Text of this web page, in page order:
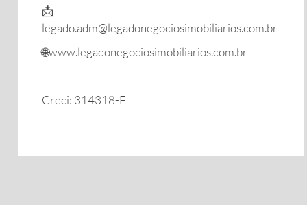
📩
legado.adm@legadonegociosimobiliarios.com.br
🌐www.legadonegociosimobiliarios.com.br
Creci: 314318-F